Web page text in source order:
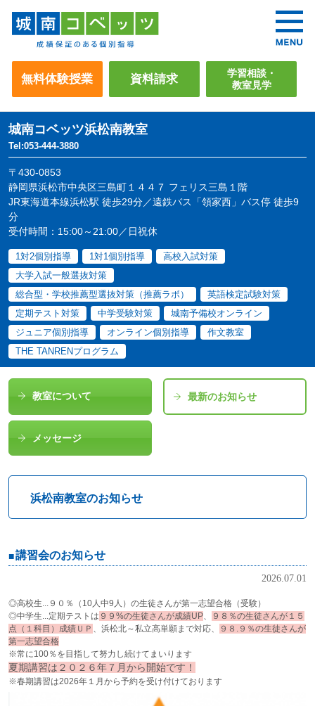
無料体験授業 資料請求
学習相談・
教室見学
城南コベッツ浜松南教室
Tel:053-444-3880
〒430-0853
静岡県浜松市中央区三島町１４４７ フェリス三島１階
JR東海道本線浜松駅 徒歩29分／遠鉄バス「領家西」バス停 徒歩9
分
受付時間：15:00～21:00／日祝休
1対2個別指導 1対1個別指導
高校入試対策
大学入試一般選抜対策
総合型・学校推薦型選抜対策（推薦ラボ）
英語検定試験対策
定期テスト対策
中学受験対策
城南予備校オンライン
ジュニア個別指導
オンライン個別指導
作文教室
THE TANRENプログラム
教室について 最新のお知らせ
メッセージ
浜松南教室のお知らせ
講習会のお知らせ
2026.07.01
◎高校生...９０％（10人中9人）の生徒さんが第一志望合格（受験）
◎中学生...定期テストは ９９%の生徒さんが成績UP、
９８％の生徒さんが１５
点（１科目）成績ＵＰ 、浜松北～私立高単願まで対応、
９８.９％の生徒さんが
第一志望合格
※常に100％を目指して努力し続けてまいります
夏期講習は２０２６年７月から開始です！
※春期講習は2026年１月から予約を受け付けております